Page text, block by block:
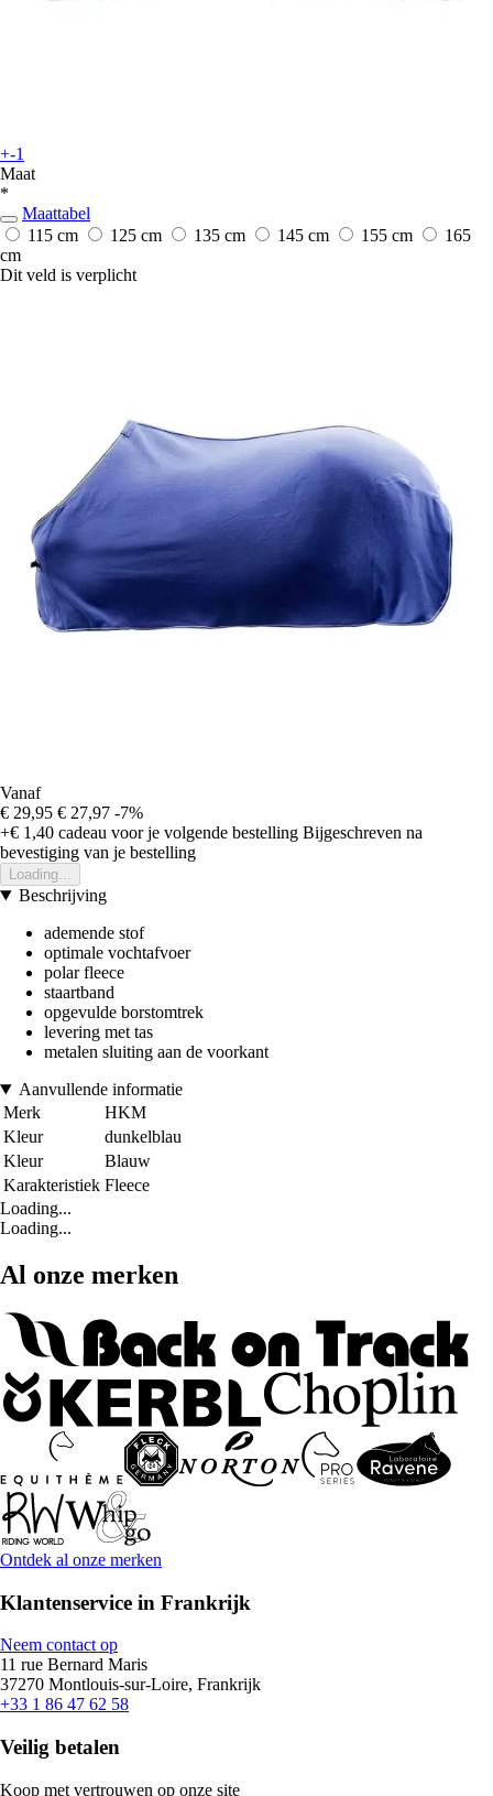
+-1
Maat
*
Maattabel
115 cm
125 cm 135 cm 145 cm 155 cm
165
cm
Dit veld is verplicht
Vanaf
€ 29,95 € 27,97 -7%
+€ 1,40 cadeau voor je volgende bestelling Bijgeschreven na
bevestiging van je bestelling
Loading...
Beschrijving
ademende stof
optimale vochtafvoer
polar fleece
staartband
opgevulde borstomtrek
levering met tas
metalen sluiting aan de voorkant
Aanvullende informatie
Merk
HKM
Kleur
dunkelblau
Kleur
Blauw
Karakteristiek Fleece
Loading...
Loading...
Al onze merken
Ontdek al onze merken
Klantenservice in Frankrijk
Neem contact op
11 rue Bernard Maris
37270 Montlouis-sur-Loire, Frankrijk
+33 1 86 47 62 58
Veilig betalen
Koop met vertrouwen op onze site